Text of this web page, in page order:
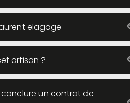
elagage
artisan ?
un contrat de